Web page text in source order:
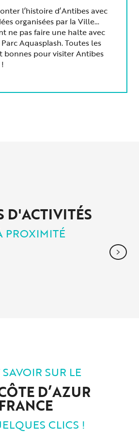
l’histoire d’Antibes avec
organisées par la Ville…
ne pas faire une halte avec
Aquasplash. Toutes les
bonnes pour visiter Antibes
D'ACTIVITÉS
PROXIMITÉ
SUR LE
D’AZUR
FRANCE
CLICS !